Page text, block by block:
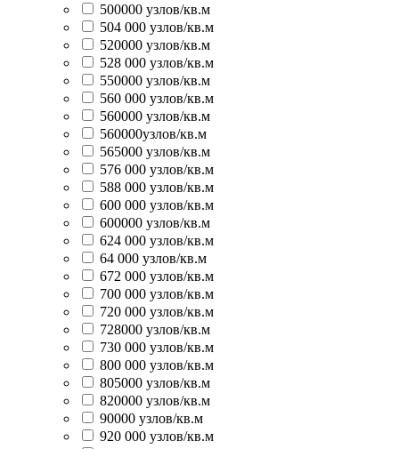
500000 узлов/кв.м
504 000 узлов/кв.м
520000 узлов/кв.м
528 000 узлов/кв.м
550000 узлов/кв.м
560 000 узлов/кв.м
560000 узлов/кв.м
560000узлов/кв.м
565000 узлов/кв.м
576 000 узлов/кв.м
588 000 узлов/кв.м
600 000 узлов/кв.м
600000 узлов/кв.м
624 000 узлов/кв.м
64 000 узлов/кв.м
672 000 узлов/кв.м
700 000 узлов/кв.м
720 000 узлов/кв.м
728000 узлов/кв.м
730 000 узлов/кв.м
800 000 узлов/кв.м
805000 узлов/кв.м
820000 узлов/кв.м
90000 узлов/кв.м
920 000 узлов/кв.м